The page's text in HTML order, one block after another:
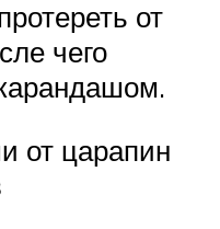
от
чего
от царапин